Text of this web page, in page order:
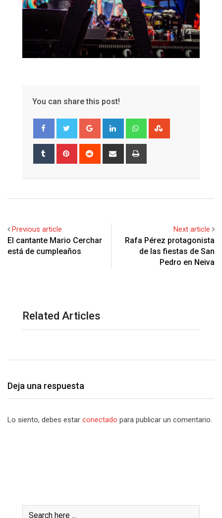
You can share this post!
Google+ LinkedIn Whatsapp
Tumblr Pinterest Reddit
Share
Previous article
El cantante Mario Cerchar
está de cumpleaños
Next article
Rafa Pérez protagonista
de las fiestas de San
Pedro en Neiva
Related Articles
Deja una respuesta
Lo siento, debes estar conectado para publicar un comentario.